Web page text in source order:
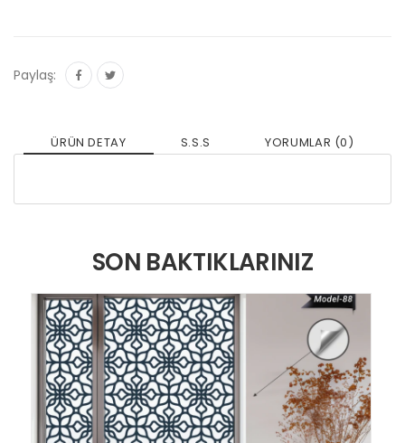
Paylaş:
ÜRÜN DETAY S.S.S YORUMLAR (0)
SON BAKTIKLARINIZ